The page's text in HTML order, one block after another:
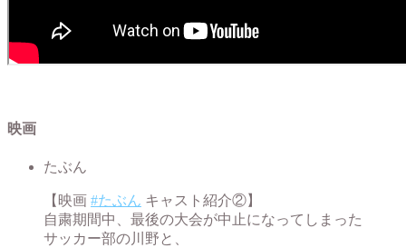
映画
たぶん
【映画 #たぶん キャスト紹介②】
自粛期間中、最後の大会が中止になってしまった
サッカー部の川野と、